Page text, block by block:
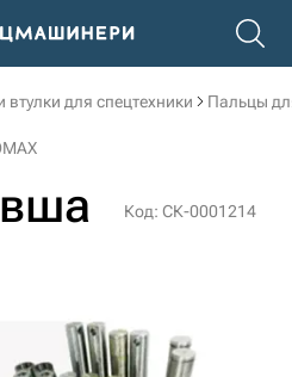
втулки для спецтехники Пальцы
Код: СК-0001214